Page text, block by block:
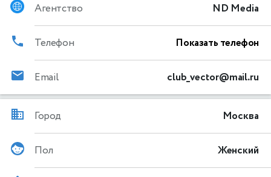
Агентство ND Media
Телефон Показать телефон
Email club_vector@mail.ru
Город Москва
Пол Женский